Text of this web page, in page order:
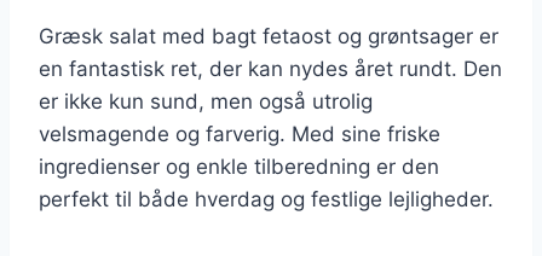
Græsk salat med bagt fetaost og grøntsager er
en fantastisk ret, der kan nydes året rundt. Den
er ikke kun sund, men også utrolig
velsmagende og farverig. Med sine friske
ingredienser og enkle tilberedning er den
perfekt til både hverdag og festlige lejligheder.